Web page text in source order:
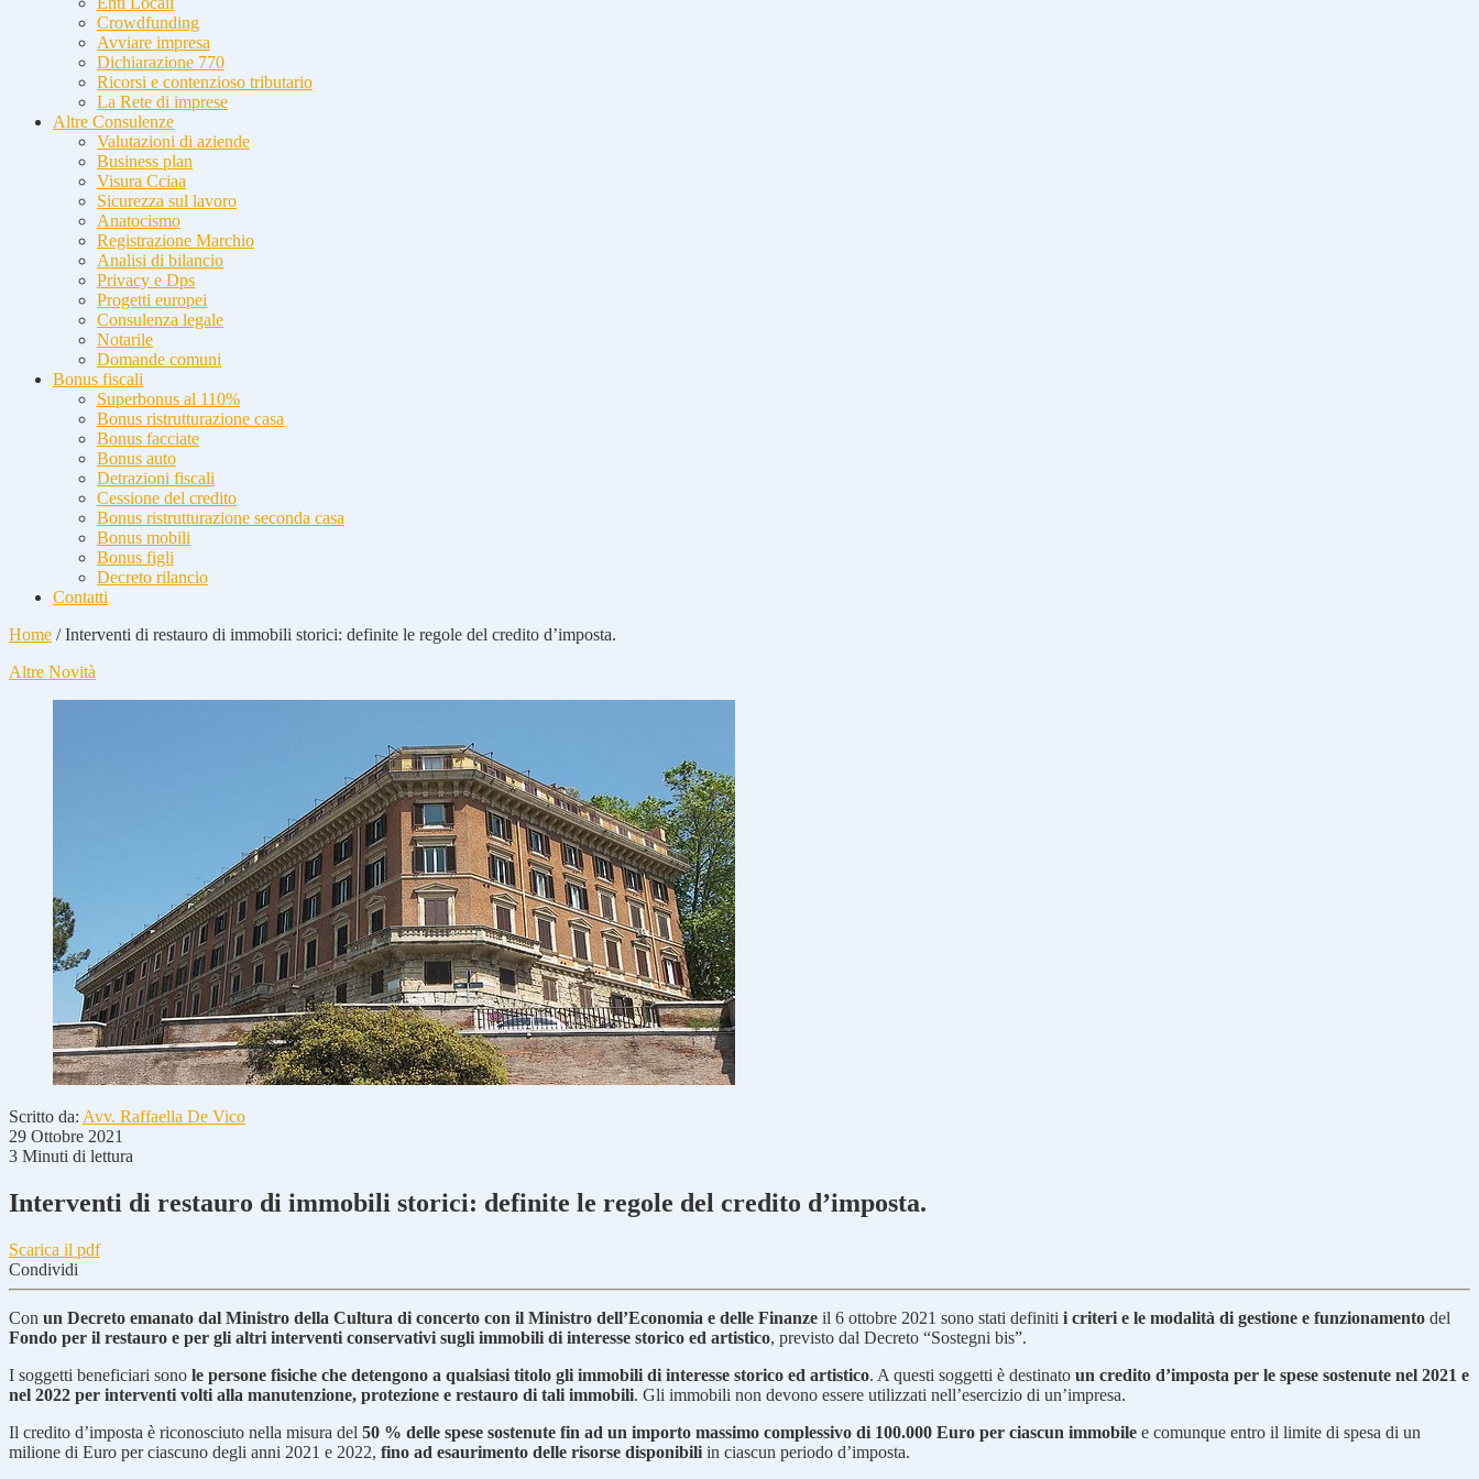
Crowdfunding
Avviare impresa
Dichiarazione 770
Ricorsi e contenzioso tributario
La Rete di imprese
Altre Consulenze
Valutazioni di aziende
Business plan
Visura Cciaa
Sicurezza sul lavoro
Anatocismo
Registrazione Marchio
Analisi di bilancio
Privacy e Dps
Progetti europei
Consulenza legale
Notarile
Domande comuni
Bonus fiscali
Superbonus al 110%
Bonus ristrutturazione casa
Bonus facciate
Bonus auto
Detrazioni fiscali
Cessione del credito
Bonus ristrutturazione seconda casa
Bonus mobili
Bonus figli
Decreto rilancio
Contatti
Home /Interventi di restauro di immobili storici: definite le regole del credito d’imposta.
Altre Novità
Scritto da: Avv. Raffaella De Vico
29 Ottobre 2021
3 Minuti di lettura
Interventi di restauro di immobili storici: definite le regole del credito d’imposta.
Scarica il pdf
Condividi
Con un Decreto emanato dal Ministro della Cultura di concerto con il Ministro dell’Economia e delle Finanze il 6 ottobre 2021 sono stati definiti i criteri e le modalità di gestione e funzionamento del
Fondo per il restauro e per gli altri interventi conservativi sugli immobili di interesse storico ed artistico, previsto dal Decreto “Sostegni bis”.
I soggetti beneficiari sono le persone fisiche che detengono a qualsiasi titolo gli immobili di interesse storico ed artistico. A questi soggetti è destinato un credito d’imposta per le spese sostenute nel 2021 e
nel 2022 per interventi volti alla manutenzione, protezione e restauro di tali immobili. Gli immobili non devono essere utilizzati nell’esercizio di un’impresa.
Il credito d’imposta è riconosciuto nella misura del 50 % delle spese sostenute fin ad un importo massimo complessivo di 100.000 Euro per ciascun immobile e comunque entro il limite di spesa di un
milione di Euro per ciascuno degli anni 2021 e 2022, fino ad esaurimento delle risorse disponibili in ciascun periodo d’imposta.